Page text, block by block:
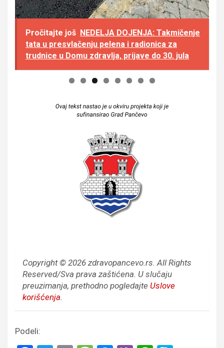
Pročitajte još NEDELJA DOJENJA: Takmičenje
tata u presvlačenju pelena i radionica za
trudnice u Domu zdravlja, prijave do 30. jula
Copyright © 2026 zdravopancevo.rs. All Rights
Reserved/Sva prava zaštićena. U slučaju
preuzimanja, prethodno pogledajte Uslove
korišćenja.
Podeli: